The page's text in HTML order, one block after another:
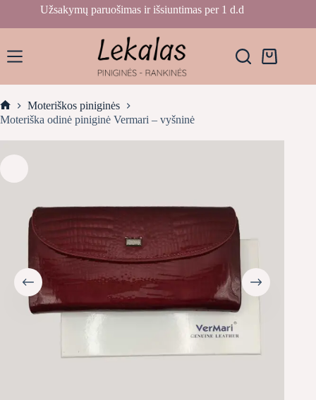
content
Užsakymų paruošimas ir išsiuntimas per 1 d.d
Krepšelis
Home
Moteriškos piniginės
Moteriška odinė piniginė Vermari – vyšninė